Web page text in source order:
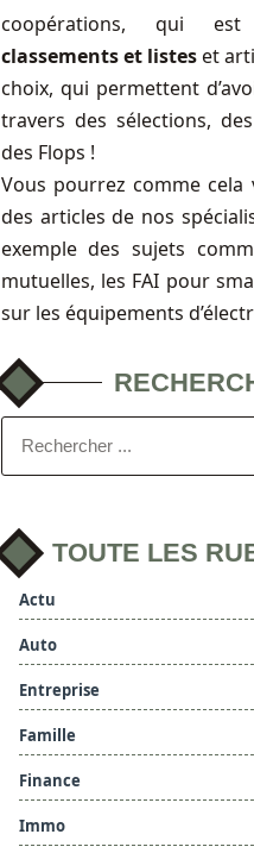
coopérations, qui
classements et listeset
choix, qui permettent
travers des sélections,
des Flops !
Vous pourrez comme
des articles de nos
exemple des sujets
mutuelles, les FAI pour
sur les équipements
TOUTE LES
Actu
Auto
Entreprise
Famille
Finance
Immo